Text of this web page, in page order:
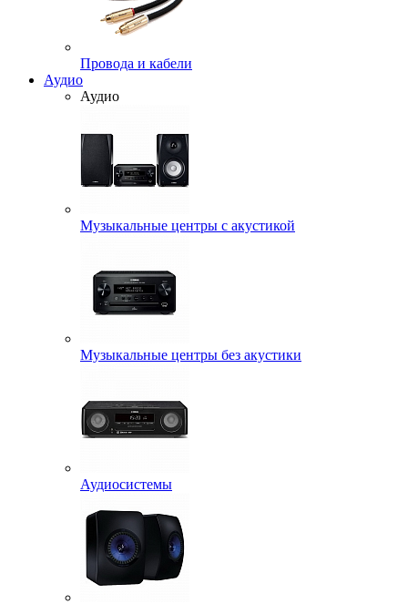
Провода и кабели
Аудио
Аудио
Музыкальные центры с акустикой
Музыкальные центры без акустики
Аудиосистемы